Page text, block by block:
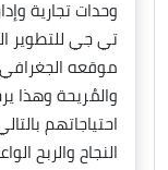
وحدات تجارية
تي جي للتطوير
موقعه الجغرافي
والمُريحة وهذا
احتياجاتهم
النجاح والربح